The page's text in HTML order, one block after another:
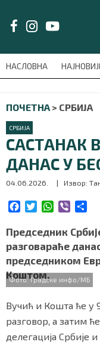
НАСЛОВНА
meni');
ПОЧЕТНА > СРБИЈА
СРБИЈА
САСТАНАК
ДАНАС У
04.06.2026. | Извор:
c
e
b
o
o
k
i
t
t
e
r
W
a
t
s
A
p
p
b
e
r
a
r
e
Председник
разговараће
председником
Коштом.
Фото: Градске инфо/МБ
Вучић и Кошта ће у
разговор, а затим
делегација Србије
LAT/ЋИР
НАСЛОВНА
НАЈНОВИЈЕ
НОВИ САД
ПОДКАСТ
ВИДЕО
СПЕЦИЈАЛИ
БЛОГ